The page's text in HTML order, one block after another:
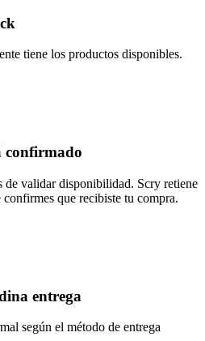
tiene los productos disponibles.
confirmado
de validar disponibilidad. Scry retiene
que recibiste tu compra.
entrega
según el método de entrega